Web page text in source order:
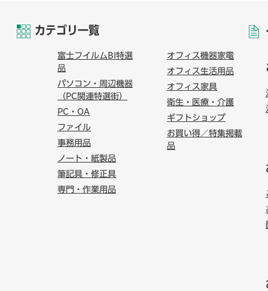
カテゴリ一覧
富士フイルムBI特選
品
パソコン・周辺機器
（PC関連特選街）
PC・OA
ファイル
事務用品
ノート・紙製品
筆記具・修正具
専門・作業用品
オフィス機器家電
オフィス生活用品
オフィス家具
衛生・医療・介護
ギフトショップ
お買い得／特集掲載
品